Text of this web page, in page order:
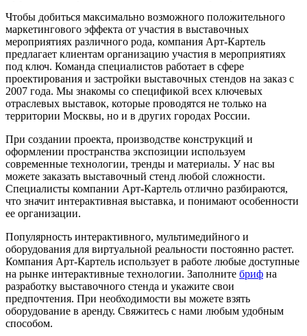
Чтобы добиться максимально возможного положительного
маркетингового эффекта от участия в выставочных
мероприятиях различного рода, компания Арт-Картель
предлагает клиентам организацию участия в мероприятиях
под ключ. Команда специалистов работает в сфере
проектирования и застройки выставочных стендов на заказ с
2007 года. Мы знакомы со спецификой всех ключевых
отраслевых выставок, которые проводятся не только на
территории Москвы, но и в других городах России.
При создании проекта, производстве конструкций и
оформлении пространства экспозиции используем
современные технологии, тренды и материалы. У нас вы
можете заказать выставочный стенд любой сложности.
Специалисты компании Арт-Картель отлично разбираются,
что значит интерактивная выставка, и понимают особенности
ее организации.
Популярность интерактивного, мультимедийного и
оборудования для виртуальной реальности постоянно растет.
Компания Арт-Картель использует в работе любые доступные
на рынке интерактивные технологии. Заполните бриф на
разработку выставочного стенда и укажите свои
предпочтения. При необходимости вы можете взять
оборудование в аренду. Свяжитесь с нами любым удобным
способом.